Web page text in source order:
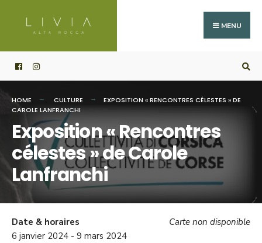
MENU
HOME CULTURE
EXPOSITION « RENCONTRES CÉLESTES » DE
CAROLE LANFRANCHI
Exposition « Rencontres
célestes » de Carole
Lanfranchi
Carte non disponible
Date & horaires
6 janvier 2024 - 9 mars 2024
for: